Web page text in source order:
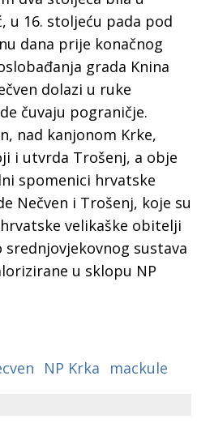
u 16. stoljeću pada pod
dana prije konačnog
grada Knina
dolazi u ruke
čuvaju pograničje.
nad kanjonom Krke,
i utvrda Trošenj, a obje
spomenici hrvatske
Nečven i Trošenj, koje su
velikaške obitelji
sustava
u sklopu NP
NP Krka mackule